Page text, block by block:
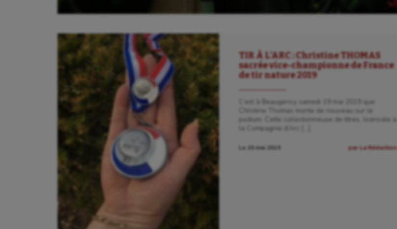
TIR À L’ARC : Christine THOMAS
sacrée vice-championne de France
de tir nature 2019
C’est à Beaugency samedi 19 mai 2019 que
Christine Thomas monte de nouveau sur le
podium. Cette collectionneuse de titres, licenciée à
la Compagnie d’Arc […]
Le 29 mai 2019 par La Rédaction